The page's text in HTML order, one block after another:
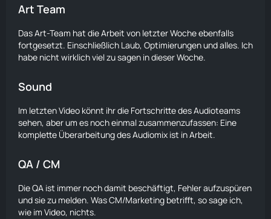
Art Team
Das Art-Team hat die Arbeit von letzter Woche ebenfalls
fortgesetzt. Einschließlich Laub, Optimierungen und alles. Ich
habe nicht wirklich viel zu sagen in dieser Woche.
Sound
Im letzten Video könnt ihr die Fortschritte des Audioteams
sehen, aber um es noch einmal zusammenzufassen: Eine
komplette Überarbeitung des Audiomix ist in Arbeit.
QA / CM
Die QA ist immer noch damit beschäftigt, Fehler aufzuspüren
und sie zu melden. Was CM/Marketing betrifft, so sage ich,
wie im Video, nichts.